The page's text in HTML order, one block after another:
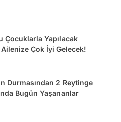
Çocuklarla Yapılacak
Çok İyi Gelecek!
Durmasından 2 Reytinge
Bugün Yaşananlar